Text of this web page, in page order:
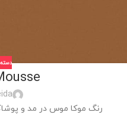
رنگ موکا موس در مد و